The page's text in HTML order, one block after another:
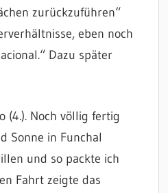
zurückzuführen“
eben noch
Dazu später
(4.). Noch völlig fertig
Sonne in Funchal
und so packte ich
Fahrt zeigte das